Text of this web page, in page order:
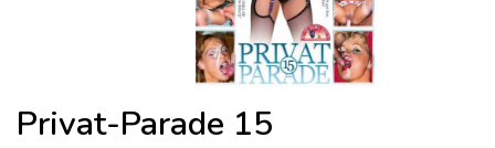
Privat-Parade 15